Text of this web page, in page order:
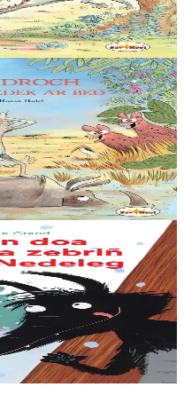
ganin a vo debret !”
ar bed
soñjal ha hir e kav e amzer. «
un torr-penn eus ar re
Tadig an Nedeleg
a-dreñv ur wezenn, e
blevek. Naon en